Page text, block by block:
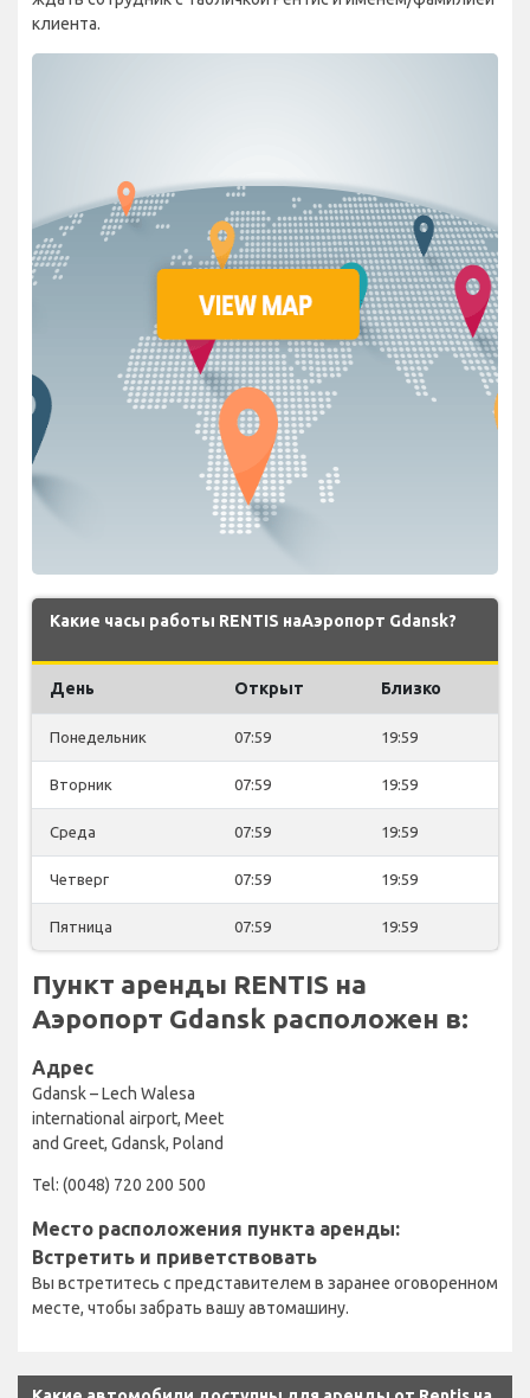
клиента.
Какие часы работы RENTIS наАэропорт Gdansk?
День Открыт Близко
Понедельник 07:59 19:59
Вторник 07:59 19:59
Среда 07:59 19:59
Четверг 07:59 19:59
Пятница 07:59 19:59
Пункт аренды RENTIS на
Аэропорт Gdansk расположен в:
Адрес
Gdansk – Lech Walesa
international airport, Meet
and Greet, Gdansk, Poland
Tel: (0048) 720 200 500
Место расположения пункта аренды:
Встретить и приветствовать
Вы встретитесь с представителем в заранее оговоренном
месте, чтобы забрать вашу автомашину.